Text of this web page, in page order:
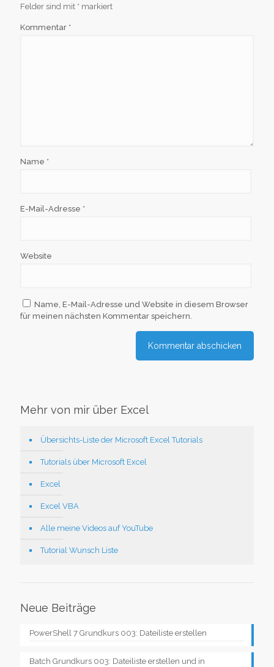
Felder sind mit * markiert
Kommentar *
Name *
E-Mail-Adresse *
Website
Name, E-Mail-Adresse und Website in diesem Browser
für meinen nächsten Kommentar speichern.
Mehr von mir über Excel
Übersichts-Liste der Microsoft Excel Tutorials
Tutorials über Microsoft Excel
Excel
Excel VBA
Alle meine Videos auf YouTube
Tutorial Wunsch Liste
Neue Beiträge
PowerShell 7 Grundkurs 003: Dateiliste erstellen
Batch Grundkurs 003: Dateiliste erstellen und in